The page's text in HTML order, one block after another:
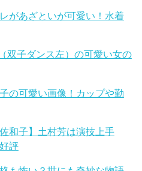
があざといが可愛い！水着
双子ダンス左）の可愛い女の
の可愛い画像！カップや勤
和子】土村芳は演技上手
評